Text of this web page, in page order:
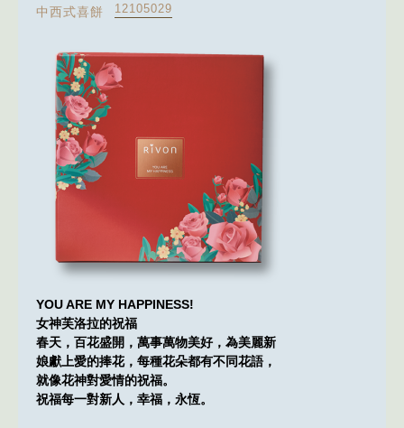
中西式喜餅 12105029
YOU ARE MY HAPPINESS!
女神芙洛拉的祝福
春天，百花盛開，萬事萬物美好，為美麗新
娘獻上愛的捧花，每種花朵都有不同花語，
就像花神對愛情的祝福。
祝福每一對新人，幸福，永恆。